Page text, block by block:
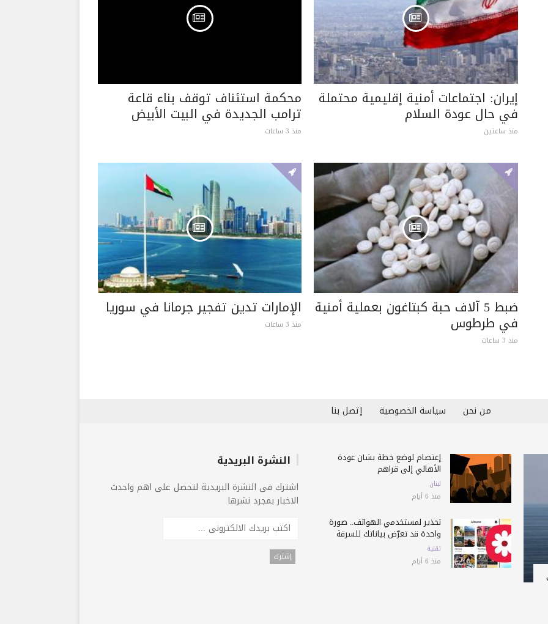
إيران: اجتماعات أمنية إقليمية محتملة
في حال عودة السلام
منذ ساعتين
محكمة استئناف توقف بناء قاعة
ترامب الجديدة في البيت الأبيض
منذ 3 ساعات
ضبط 5 آلاف حبة كبتاغون بعملية أمنية
في طرطوس
منذ 3 ساعات
الإمارات تدين تفجير جرمانا في سوريا
منذ 3 ساعات
من نحن سياسة الخصوصية إتصل بنا
إعتصام لوضع خطة بشأن عودة
الأهالي إلى قراهم
لبنان
منذ 6 أيام
تحذير لمستخدمي الهواتف.. صورة
واحدة قد تعرّض بياناتك للسرقة
تقنية
منذ 6 أيام
النشرة البريدية
اشترك فى النشرة البريدية لتحصل على اهم واحدث
الاخبار بمجرد نشرها